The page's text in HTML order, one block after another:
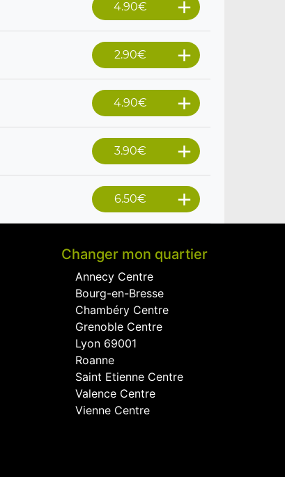
4.90€
2.90€
4.90€
3.90€
6.50€
Changer mon quartier
Annecy Centre
Bourg-en-Bresse
Chambéry Centre
Grenoble Centre
Lyon 69001
Roanne
Saint Etienne Centre
Valence Centre
Vienne Centre